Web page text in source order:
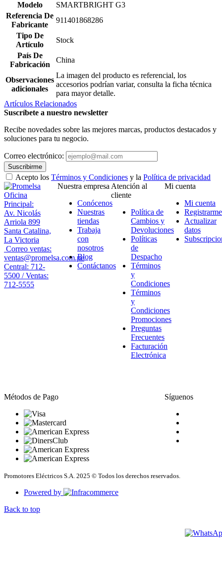
Modelo
SMARTBRIGHT G3
Referencia De
Fabricante
911401868286
Tipo De
Artículo
Stock
País De
Fabricación
China
Observaciones
adicionales
La imagen del producto es referencial, los
accesorios podrían variar, consulta la ficha técnica
para mayor detalle.
Artículos Relacionados
Suscríbete a nuestro newsletter
Recibe novedades sobre las mejores marcas, productos destacados y
soluciones para tu negocio.
Correo electrónico:
Suscribirme
Acepto los Términos y Condiciones y la Política de privacidad
Oficina
Principal:
Av. Nicolás
Arriola 899
Santa Catalina,
La Victoria
Correo ventas:
ventas@promelsa.com.pe
Central: 712-
5500 / Ventas:
712-5555
Nuestra empresa
Conócenos
Nuestras
tiendas
Trabaja
con
nosotros
Blog
Contáctanos
Atención al
cliente
Política de
Cambios y
Devoluciones
Políticas
de
Despacho
Términos
y
Condiciones
Términos
y
Condiciones
Promociones
Preguntas
Frecuentes
Facturación
Electrónica
Mi cuenta
Mi cuenta
Registrarme
Actualizar
datos
Métodos de Pago Síguenos
Promotores Eléctricos S.A. 2025 © Todos los derechos reservados.
Powered by
Back to top